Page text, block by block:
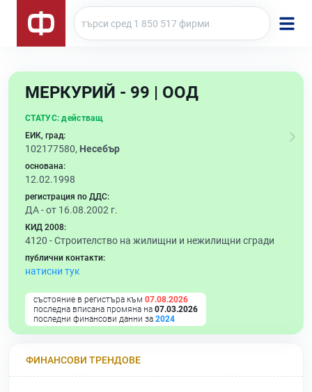
МЕРКУРИЙ - 99 | ООД
СТАТУС: действащ
ЕИК, град:
102177580, Несебър
основана:
12.02.1998
регистрация по ДДС:
ДА - от 16.08.2002 г.
КИД 2008:
4120 -Строителство на жилищни и нежилищни сгради
публични контакти:
натисни тук
състояние в регистъра към 07.08.2026
последна вписана промяна на 07.03.2026
последни финансови данни за 2024
ФИНАНСОВИ ТРЕНДОВЕ